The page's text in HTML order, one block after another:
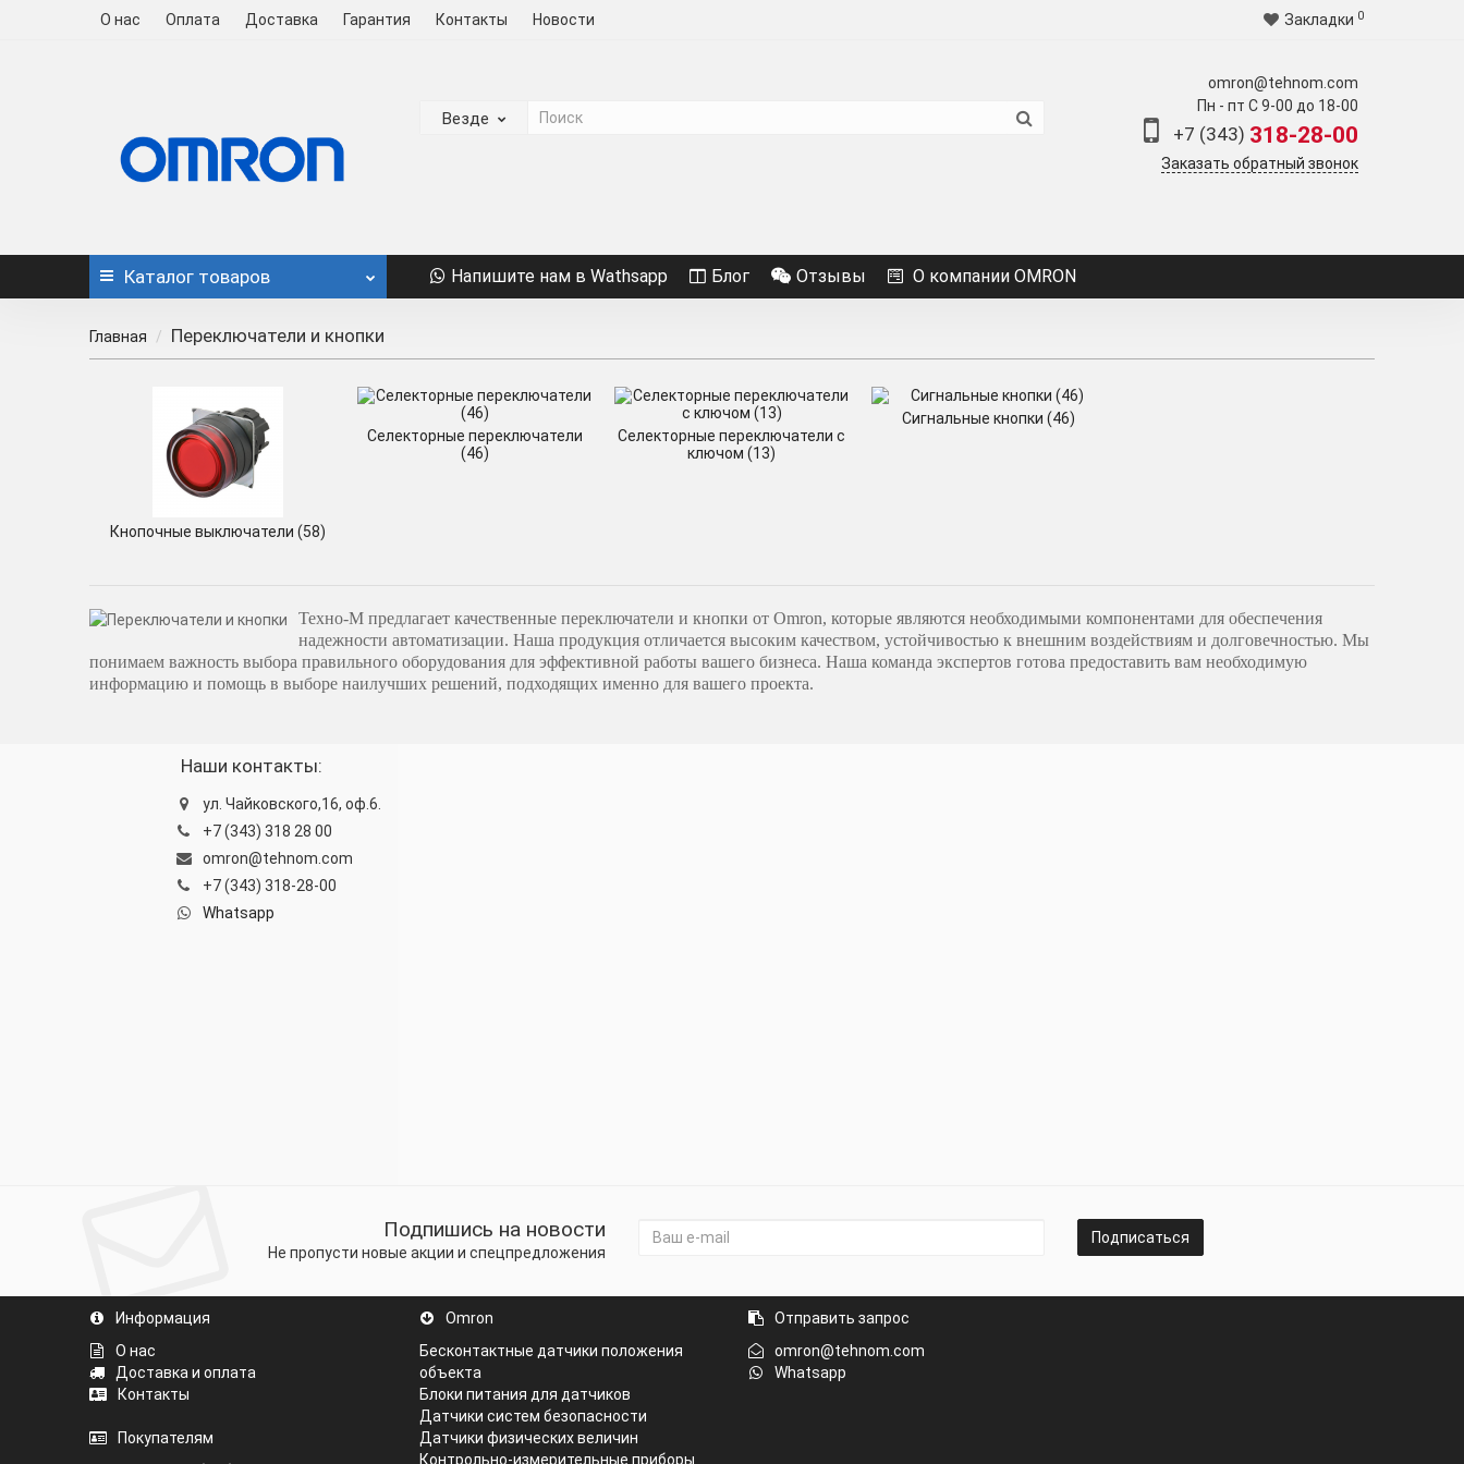
О нас Оплата Доставка Гарантия Контакты Новости Закладки 0
Везде
omron@tehnom.com
Пн - пт С 9-00 до 18-00
+7 (343) 318-28-00
Заказать обратный звонок
Каталог товаров Напишите нам в Wathsapp Блог Отзывы О компании OMRON
Главная Переключатели и кнопки
Кнопочные выключатели (58)
Селекторные переключатели
(46)
Селекторные переключатели с
ключом (13)
Сигнальные кнопки (46)
Техно-М предлагает качественные переключатели и кнопки от Omron, которые являются необходимыми компонентами для обеспечения
надежности автоматизации. Наша продукция отличается высоким качеством, устойчивостью к внешним воздействиям и долговечностью. Мы
понимаем важность выбора правильного оборудования для эффективной работы вашего бизнеса. Наша команда экспертов готова предоставить вам необходимую
информацию и помощь в выборе наилучших решений, подходящих именно для вашего проекта.
Наши контакты:
ул. Чайковского,16, оф.6.
+7 (343) 318 28 00
omron@tehnom.com
+7 (343) 318-28-00
Whatsapp
Подпишись на новости
Не пропусти новые акции и спецпредложения
Подписаться
Информация
О нас
Доставка и оплата
Контакты
Покупателям
Omron
Бесконтактные датчики положения
объекта
Блоки питания для датчиков
Датчики систем безопасности
Датчики физических величин
Контрольно-измерительные приборы
Отправить запрос
omron@tehnom.com
Whatsapp